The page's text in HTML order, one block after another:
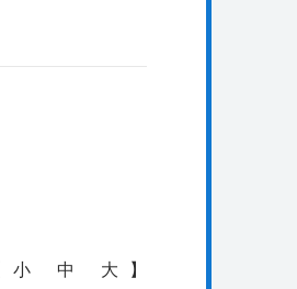
小 中 大 】